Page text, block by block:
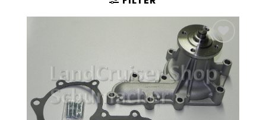
Zum
Merkzettel
hinzufügen